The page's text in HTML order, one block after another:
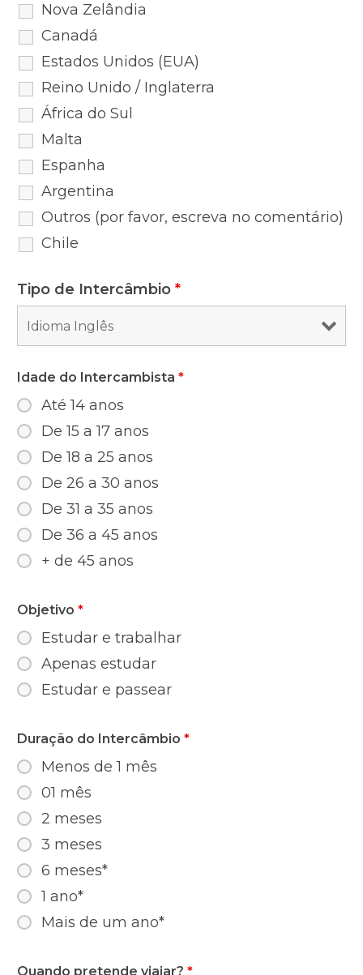
Nova Zelândia
Canadá
Estados Unidos (EUA)
Reino Unido / Inglaterra
África do Sul
Malta
Espanha
Argentina
Outros (por favor, escreva no comentário)
Chile
Tipo de Intercâmbio *
Idade do Intercambista *
Até 14 anos
De 15 a 17 anos
De 18 a 25 anos
De 26 a 30 anos
De 31 a 35 anos
De 36 a 45 anos
+ de 45 anos
Objetivo *
Estudar e trabalhar
Apenas estudar
Estudar e passear
Duração do Intercâmbio *
Menos de 1 mês
01 mês
2 meses
3 meses
6 meses*
1 ano*
Mais de um ano*
Quando pretende viajar? *